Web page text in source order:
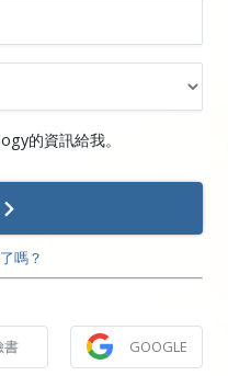
的資訊給我。
嗎？
書 GOOGLE